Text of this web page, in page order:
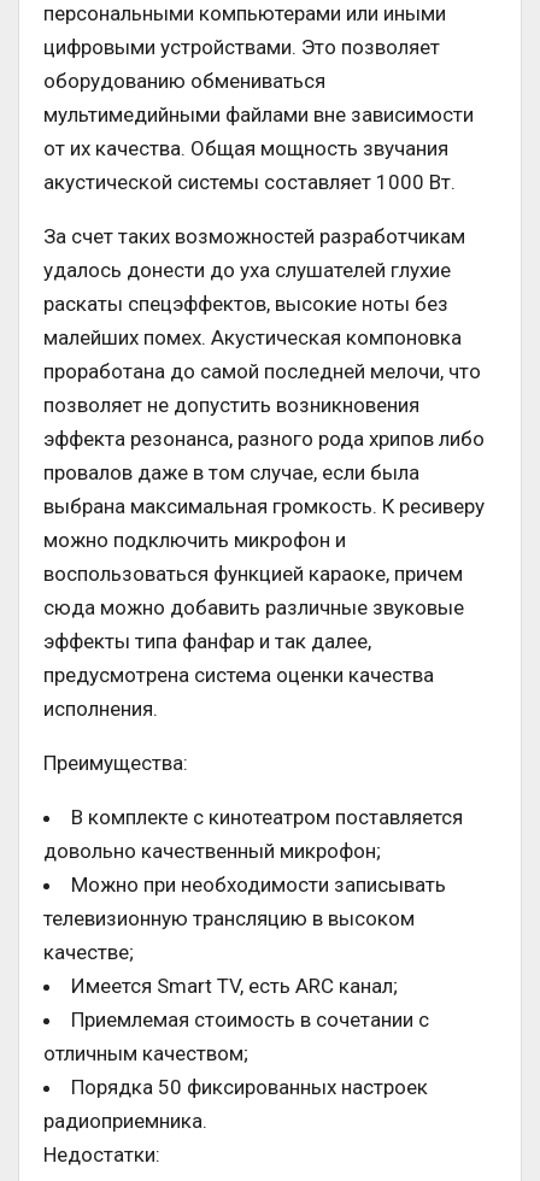
персональными компьютерами или иными
цифровыми устройствами. Это позволяет
оборудованию обмениваться
мультимедийными файлами вне зависимости
от их качества. Общая мощность звучания
акустической системы составляет 1000 Вт.
За счет таких возможностей разработчикам
удалось донести до уха слушателей глухие
раскаты спецэффектов, высокие ноты без
малейших помех. Акустическая компоновка
проработана до самой последней мелочи, что
позволяет не допустить возникновения
эффекта резонанса, разного рода хрипов либо
провалов даже в том случае, если была
выбрана максимальная громкость. К ресиверу
можно подключить микрофон и
воспользоваться функцией караоке, причем
сюда можно добавить различные звуковые
эффекты типа фанфар и так далее,
предусмотрена система оценки качества
исполнения.
Преимущества:
В комплекте с кинотеатром поставляется
довольно качественный микрофон;
Можно при необходимости записывать
телевизионную трансляцию в высоком
качестве;
Имеется Smart TV, есть ARC канал;
Приемлемая стоимость в сочетании с
отличным качеством;
Порядка 50 фиксированных настроек
радиоприемника.
Недостатки: